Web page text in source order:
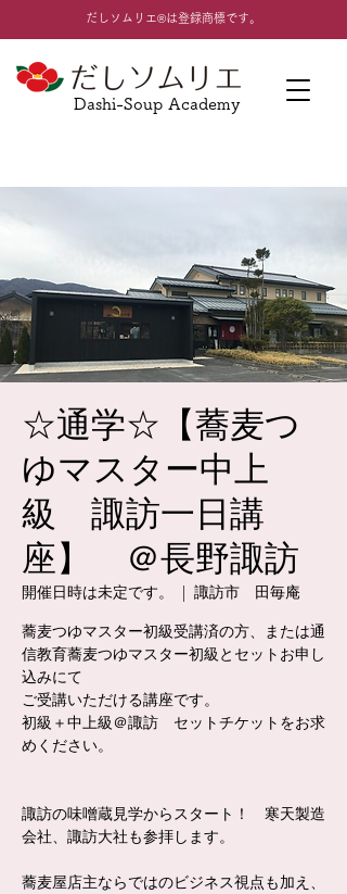
​だしソムリエ®は登録商標です。
Dashi-Soup Academy
☆通学☆【蕎麦つ
ゆマスター中上
級 諏訪一日講
座】 ＠長野諏訪
開催日時は未定です。
  |
諏訪市 田毎庵
蕎麦つゆマスター初級受講済の方、または通
信教育蕎麦つゆマスター初級とセットお申し
込みにて
ご受講いただける講座です。
初級＋中上級＠諏訪 セットチケットをお求
めください。
諏訪の味噌蔵見学からスタート！ 寒天製造
会社、諏訪大社も参拝します。
蕎麦屋店主ならではのビジネス視点も加え、